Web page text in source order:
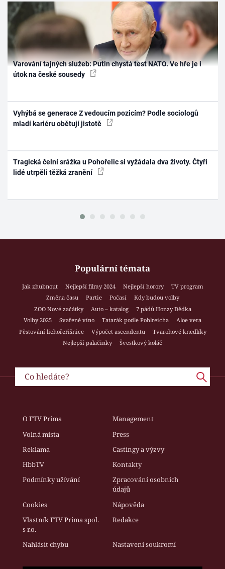
Varování tajných služeb: Putin chystá test NATO. Ve hře je i
útok na české sousedy
Vyhýbá se generace Z vedoucím pozicím? Podle sociologů
mladí kariéru obětují jistotě
Tragická čelní srážka u Pohořelic si vyžádala dva životy. Čtyři
lidé utrpěli těžká zranění
Populární témata
Jak zhubnout Nejlepší filmy 2024 Nejlepší horory
TV program
Změna času
Partie Počasí
Kdy budou volby
ZOO Nové začátky
Auto – katalog
7 pádů Honzy Dědka
Volby 2025
Svařené víno Tatarák podle Pohlreicha
Aloe vera
Pěstování lichořeřišnice
Výpočet ascendentu
Tvarohové knedlíky
Nejlepší palačinky
Švestkový koláč
O FTV Prima
Management
Volná místa
Press
Reklama
Castingy a výzvy
HbbTV
Kontakty
Podmínky užívání
Zpracování osobních
údajů
Cookies
Nápověda
Vlastník FTV Prima spol.
s r.o.
Redakce
Nahlásit chybu Nastavení soukromí